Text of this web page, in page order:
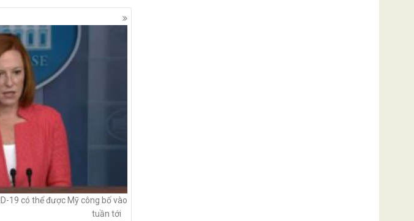
19 có thể được Mỹ công bố vào
tuần tới